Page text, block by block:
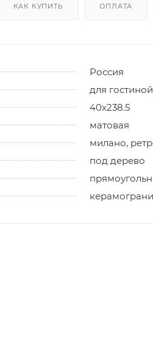
КАК КУПИТЬ ОПЛАТА
Россия
для
40x238.5
матовая
милано,
под дерево